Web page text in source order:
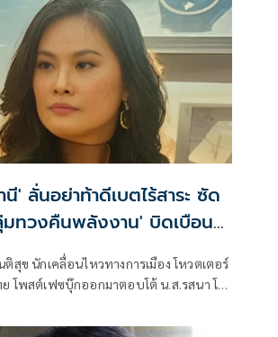
' ลั่นอย่าท้าดีเบตไร้สาระ ซัด
มทวงคืนพลังงาน' บิดเบือน
สุข นักเคลื่อนไหวทางการเมือง โหวตเตอร์
ย โพสต์เฟซบุ๊กออกมาตอบโต้ น.ส.รสนา โต
งรัฐบาลเร่งปรับลดราคาน้ำมัน